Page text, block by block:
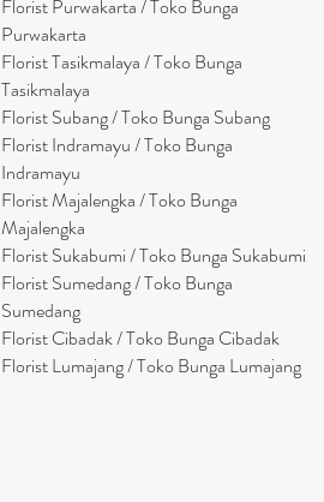
Florist Purwakarta / Toko Bunga
Purwakarta
Florist Tasikmalaya / Toko Bunga
Tasikmalaya
Florist Subang / Toko Bunga Subang
Florist Indramayu / Toko Bunga
Indramayu
Florist Majalengka / Toko Bunga
Majalengka
Florist Sukabumi / Toko Bunga Sukabumi
Florist Sumedang / Toko Bunga
Sumedang
Florist Cibadak / Toko Bunga Cibadak
Florist Lumajang / Toko Bunga Lumajang